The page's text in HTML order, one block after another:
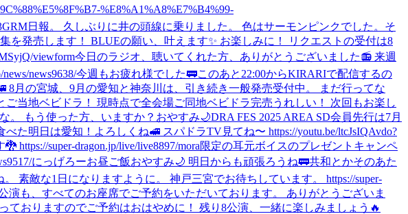
%E8%A1%A8%E7%B4%99-
日報。 久しぶりに井の頭線に乗りました。 色はサーモンピンクでした。 そ
を発売します！ BLUEの願い、叶えます✨ お楽しみに！ リクエストの受付は8
viewform今日のラジオ、聴いてくれた方、ありがとうございました📻 来週
news9638/今週もお疲れ様でした🚃このあと22:00からKIRARIで配信するの
8月の宮城、9月の愛知と神奈川は、引き続き一般発売受付中。 まだ行ってな
当地ベビドラ！ 現時点で全会場ご同地ベビドラ完売うれしい！ 次回もお楽し
。 もう使った方、いますか？ おやすみ🌙DRA FES 2025 AREA SD会員先行は7月
べた明日は愛知！よろしくね🚅 スパドラTV見てね〜 https://youtu.be/ltcJsIQAvdo?
https://super-dragon.jp/live/live8897/mora限定の耳元ボイスのプレゼントキャンペ
にっげろーお昼ご飯おやすみ🌙 明日からも頑張ろうね🚃共和とかそのあた
素敵な1日になりますように。 神戸三宮でお待ちしています。 https://super-
演も、すべてのお座席でご予約をいただいております。 ありがとうございま
おりますのでご予約はおはやめに！ 残り8公演、一緒に楽しみましょう🔥